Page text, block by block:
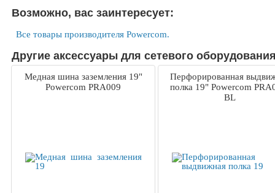
Возможно, вас заинтересует:
Все товары производителя Powercom.
Другие аксессуары для сетевого
Медная шина заземления 19"
Powercom PRA009
Перфорированная
полка 19" Powercom
BL